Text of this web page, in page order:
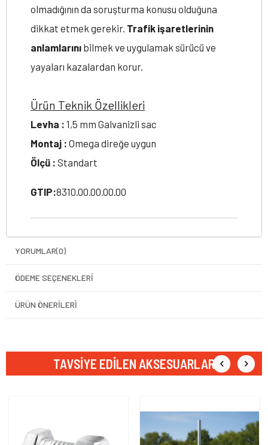
olmadığının da soruşturma konusu olduğuna
dikkat etmek gerekir. Trafik işaretlerinin
anlamlarını bilmek ve uygulamak sürücü ve
yayaları kazalardan korur.
Ürün Teknik Özellikleri
Levha : 1,5 mm Galvanizli sac
Montaj : Omega direğe uygun
Ölçü : Standart
GTIP:8310.00.00.00.00
YORUMLAR(0)
ÖDEME SEÇENEKLERI
ÜRÜN ÖNERILERI
TAVSIYE EDILEN AKSESUARLAR